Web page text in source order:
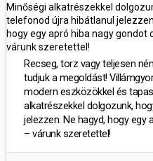
Minőségi alkatrészekkel
telefonod újra hibátlanul
hogy egy apró hiba nagy gondot
várunk szeretettel!
Recseg, torz vagy teljesen
tudjuk a megoldást!
modern eszközökkel és
alkatrészekkel dolgozunk,
jelezzen. Ne hagyd, hogy
– várunk szeretettel!